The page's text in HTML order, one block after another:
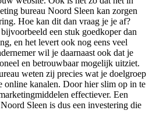
bureau Noord Sleen kan zorgen
Hoe kan dit dan vraag je je af?
een stuk goedkoper dan
en het levert ook nog eens veel
wil je daarnaast ook dat je
en betrouwbaar mogelijk uitziet.
weten zij precies wat je doelgroep
online kanalen. Door hier slim op in te
effectiever. Een
Sleen is dus een investering die